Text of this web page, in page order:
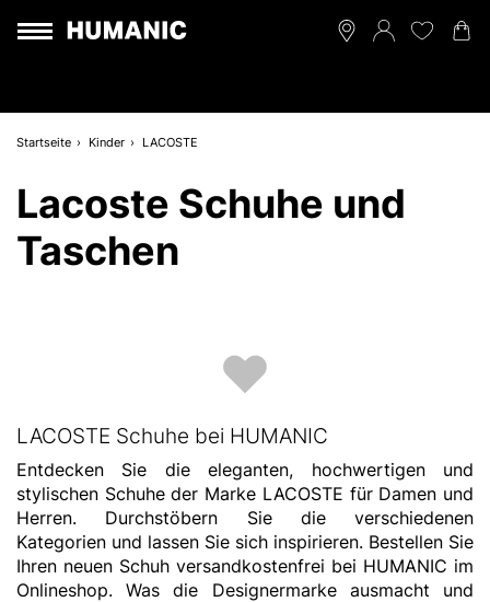
Startseite Kinder LACOSTE
Lacoste Schuhe und
Taschen
LACOSTE Schuhe bei HUMANIC
Entdecken Sie die eleganten, hochwertigen und
stylischen Schuhe der Marke LACOSTE für Damen und
Herren. Durchstöbern Sie die verschiedenen
Kategorien und lassen Sie sich inspirieren. Bestellen Sie
Ihren neuen Schuh versandkostenfrei bei HUMANIC im
Onlineshop. Was die Designermarke ausmacht und